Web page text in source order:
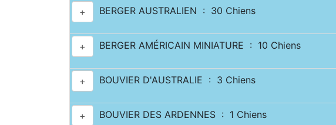
+ BERGER AUSTRALIEN : 30 Chiens
+ BERGER AMÉRICAIN MINIATURE : 10 Chiens
+ BOUVIER D'AUSTRALIE : 3 Chiens
+ BOUVIER DES ARDENNES : 1 Chiens